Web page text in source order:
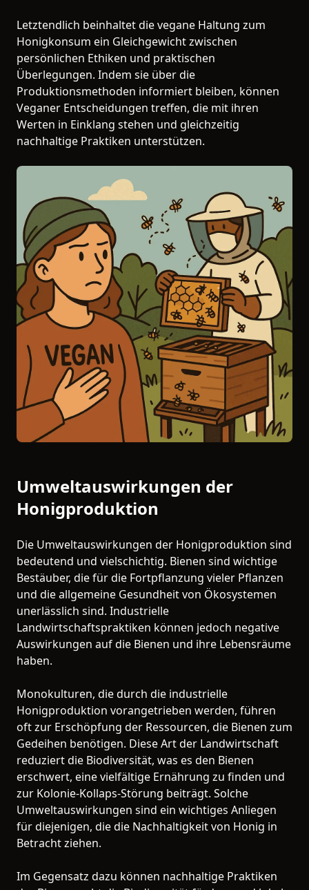
Letztendlich beinhaltet die vegane Haltung zum
Honigkonsum ein Gleichgewicht zwischen
persönlichen Ethiken und praktischen
Überlegungen. Indem sie über die
Produktionsmethoden informiert bleiben, können
Veganer Entscheidungen treffen, die mit ihren
Werten in Einklang stehen und gleichzeitig
nachhaltige Praktiken unterstützen.
Umweltauswirkungen der
Honigproduktion
Die Umweltauswirkungen der Honigproduktion sind
bedeutend und vielschichtig. Bienen sind wichtige
Bestäuber, die für die Fortpflanzung vieler Pflanzen
und die allgemeine Gesundheit von Ökosystemen
unerlässlich sind. Industrielle
Landwirtschaftspraktiken können jedoch negative
Auswirkungen auf die Bienen und ihre Lebensräume
haben.
Monokulturen, die durch die industrielle
Honigproduktion vorangetrieben werden, führen
oft zur Erschöpfung der Ressourcen, die Bienen zum
Gedeihen benötigen. Diese Art der Landwirtschaft
reduziert die Biodiversität, was es den Bienen
erschwert, eine vielfältige Ernährung zu finden und
zur Kolonie-Kollaps-Störung beiträgt. Solche
Umweltauswirkungen sind ein wichtiges Anliegen
für diejenigen, die die Nachhaltigkeit von Honig in
Betracht ziehen.
Im Gegensatz dazu können nachhaltige Praktiken